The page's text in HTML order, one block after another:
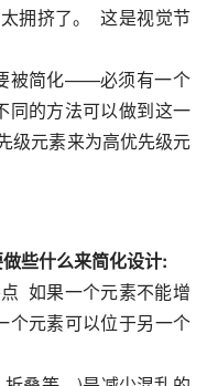
拥挤了。  这是视觉节
同的方法可以做到这一
级元素来为高优先级元
些什么来简化设计:
个元素可以位于另一个